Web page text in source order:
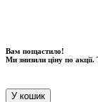
Вам пощастило!
Ми знизили ціну по
У кошик